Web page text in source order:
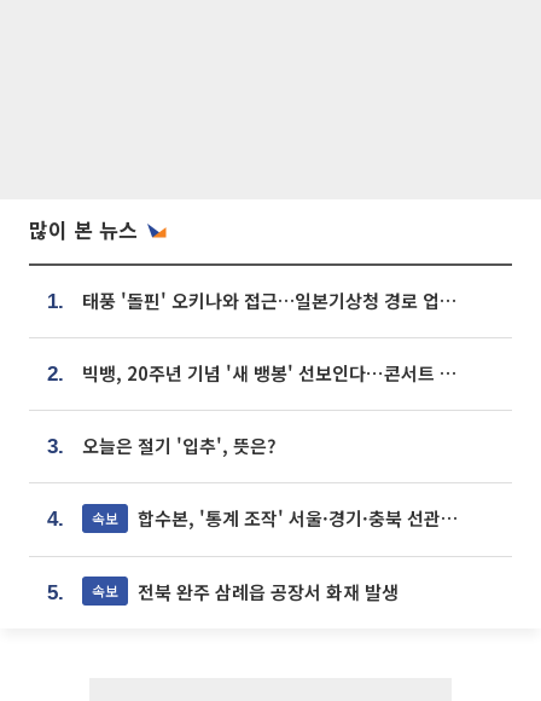
많이 본 뉴스
1. 태풍 '돌핀' 오키나와 접근…일본기상청 경로 업데이트
2. 빅뱅, 20주년 기념 '새 뱅봉' 선보인다⋯콘서트 앞두고 팝업 개최
3. 오늘은 절기 '입추', 뜻은?
4. 속보 합수본, '통계 조작' 서울·경기·충북 선관위 등 추가 압수수색
5. 속보 전북 완주 삼례읍 공장서 화재 발생